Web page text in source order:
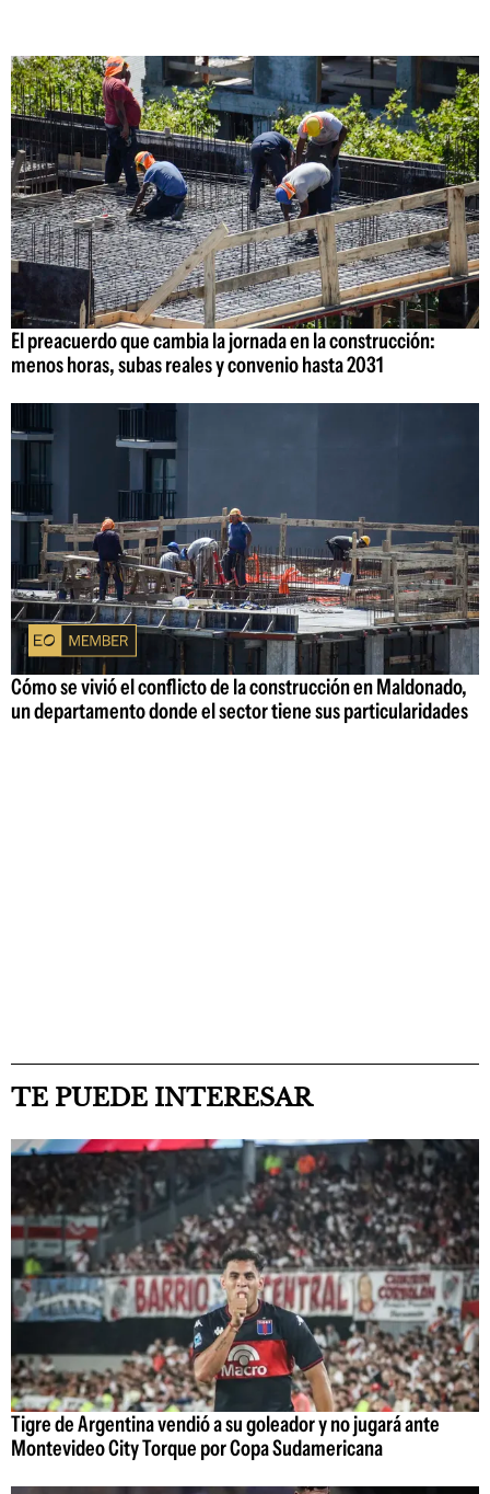
El preacuerdo que cambia la jornada en la construcción:
menos horas, subas reales y convenio hasta 2031
Cómo se vivió el conflicto de la construcción en Maldonado,
un departamento donde el sector tiene sus particularidades
TE PUEDE INTERESAR
Tigre de Argentina vendió a su goleador y no jugará ante
Montevideo City Torque por Copa Sudamericana